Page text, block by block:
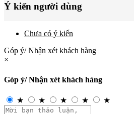
Ý kiến người dùng
Chưa có ý kiến
Góp ý/ Nhận xét khách hàng
×
Góp ý/ Nhận xét khách hàng
★ ★ ★ ★ ★